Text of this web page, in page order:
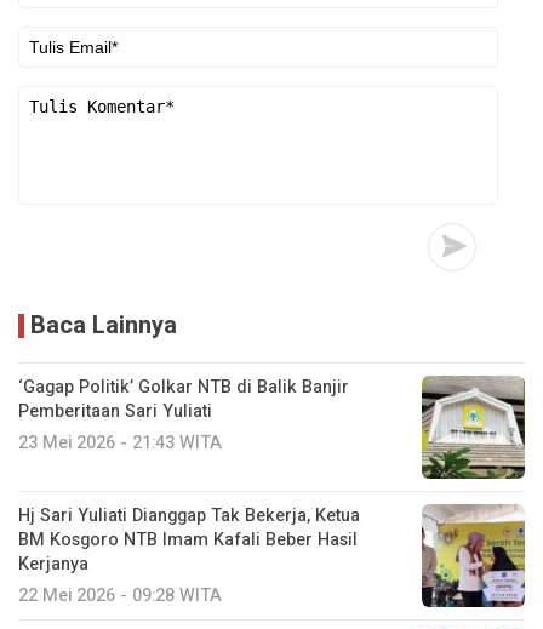
Baca Lainnya
‘Gagap Politik’ Golkar NTB di Balik Banjir
Pemberitaan Sari Yuliati
23 Mei 2026 - 21:43 WITA
Hj Sari Yuliati Dianggap Tak Bekerja, Ketua
BM Kosgoro NTB Imam Kafali Beber Hasil
Kerjanya
22 Mei 2026 - 09:28 WITA